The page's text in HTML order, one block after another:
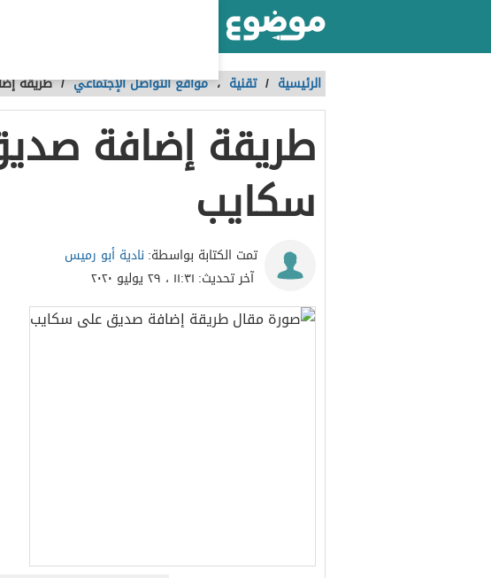
الرئيسية / تقنية ،مواقع التواصل الإجتماعي /طريقة
طريقة إضافة
سكايب
تمت الكتابة بواسطة: نادية أبو رميس
آخر تحديث: ١١:٣١ ، ٢٩ يوليو ٢٠٢٠